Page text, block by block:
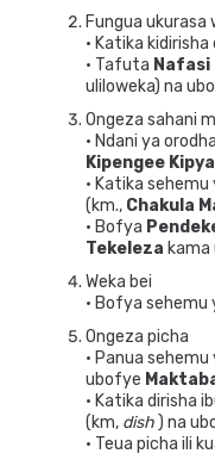
Fungua ukurasa
• Katika
• Tafuta Nafasi
uliloweka) na
Ongeza sahani
• Ndani ya
Kipengee Kipya
• Katika sehemu
(km., Chakula
• Bofya
Tekeleza kama
Weka bei
• Bofya sehemu
Ongeza picha
• Panua
ubofye
• Katika dirisha
(km, dish) na
• Teua picha ili